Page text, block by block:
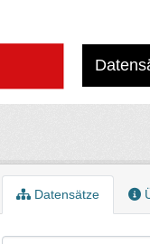
Datensätze